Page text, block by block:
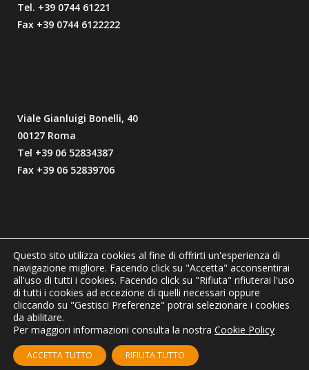
Tel. +39 0744 61221
Fax +39 0744 6122222
Viale Gianluigi Bonelli, 40
00127 Roma
Tel +39 06 52834387
Fax +39 06 52839706
C.F./P.I.01281410553
CCIAA REAn. 1043916
Cap. Soc.€ 568.182,00
emailinfo@digi-one.eu
Intranet DiGi ONE
Privacy Policy
Questo sito utilizza cookies al fine di offrirti un'esperienza di
navigazione migliore. Facendo click su "Accetta" acconsentirai
all'uso di tutti i cookies. Facendo click su "Rifiuta" rifiuterai l'uso
di tutti i cookies ad eccezione di quelli necessari oppure
cliccando su "Gestisci Preferenze" potrai selezionare i cookies
da abilitare.
Per maggiori informazioni consulta la nostra Cookie Policy
ACCETTA TUTTO RIFIUTA TUTTO